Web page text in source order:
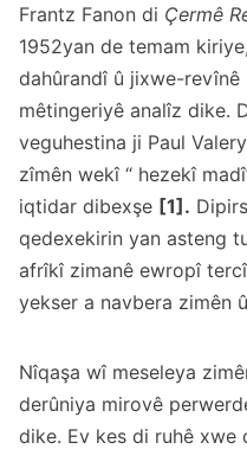
Frantz Fanon di Çermê
1952yan de temam
dahûrandî û jixwe-revînê
mêtingeriyê analîz dike.
veguhestina ji Paul
zîmên wekî “ hezekî
iqtidar dibexşe [1].
qedexekirin yan asteng
afrîkî zimanê ewropî
yekser a navbera zimên
Nîqaşa wî meseleya
derûniya mirovê
dike. Ev kes di ruhê xwe